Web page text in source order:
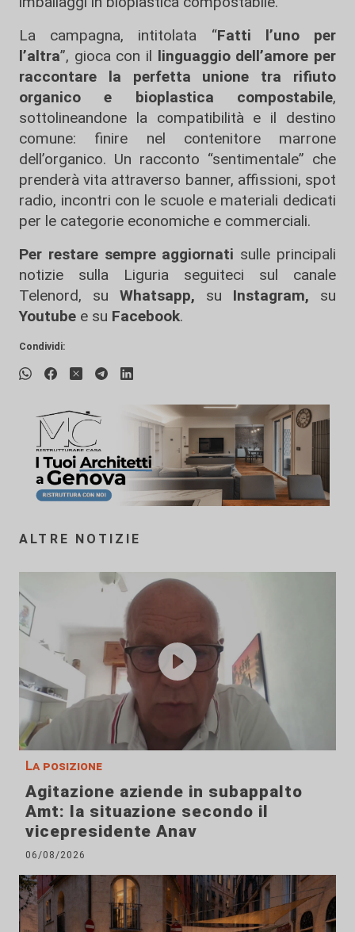
La campagna, intitolata “Fatti l’uno per
l’altra”, gioca con il linguaggio dell’amore per
raccontare la perfetta unione tra rifiuto
organico e bioplastica compostabile,
sottolineandone la compatibilità e il destino
comune: finire nel contenitore marrone
dell’organico. Un racconto “sentimentale” che
prenderà vita attraverso banner, affissioni, spot
radio, incontri con le scuole e materiali dedicati
per le categorie economiche e commerciali.
Per restare sempre aggiornati sulle principali
notizie sulla Liguria seguiteci sul canale
Telenord, su
Whatsapp, su Instagram, su
Youtube e su Facebook.
Condividi:
ALTRE NOTIZIE
La posizione
Agitazione aziende in subappalto
Amt: la situazione secondo il
vicepresidente Anav
06/08/2026